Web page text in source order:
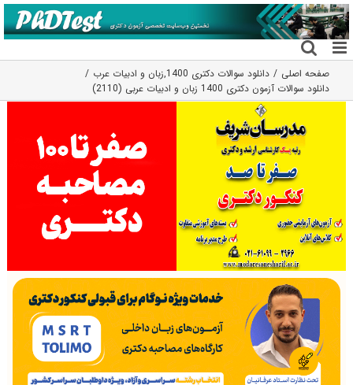
رفتن
به
محتوا
صفحه اصلی دانلود سوالات دکتری 1400 ,زبان و ادبیات عرب
دانلود سوالات آزمون دکتری 1400 زبان و ادبیات عربی (2110)